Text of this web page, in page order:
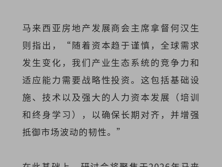
马来西亚房地产发展商会主席拿督何汉生
则指出，“随着资本趋于谨慎，全球需求
发生变化，我们产业生态系统的竞争力和
适应能力需要战略性投资。这包括基础设
施、技术以及强大的人力资本发展（培训
和终身学习），以确保长期对齐，并增强
抵御市场波动的韧性。”